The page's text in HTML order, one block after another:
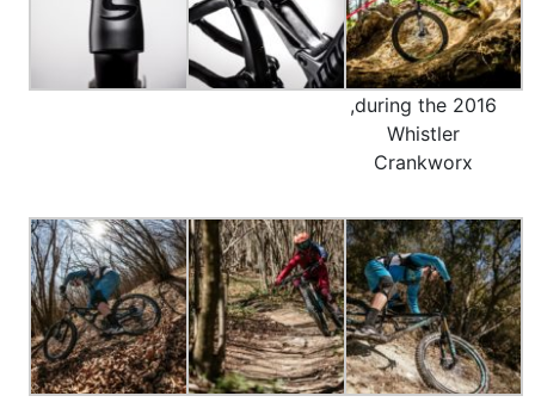
,during the 2016
Whistler
Crankworx